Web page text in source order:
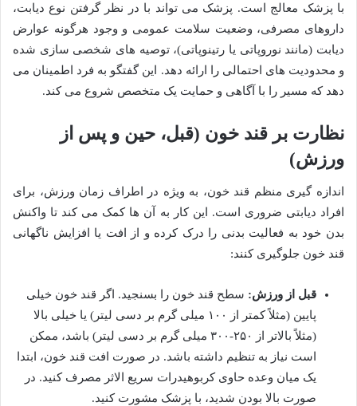
با پزشک معالج است. پزشک می تواند با در نظر گرفتن نوع دیابت،
داروهای مصرفی، وضعیت سلامت عمومی و وجود هرگونه عوارض
دیابت (مانند نوروپاتی یا رتینوپاتی)، توصیه های شخصی سازی شده
و محدودیت های احتمالی را ارائه دهد. این گفتگو به فرد اطمینان می
دهد که مسیر را با آگاهی و حمایت یک متخصص شروع می کند.
نظارت بر قند خون (قبل، حین و پس از
ورزش)
اندازه گیری منظم قند خون، به ویژه در اطراف زمان ورزش، برای
افراد دیابتی ضروری است. این کار به آن ها کمک می کند تا واکنش
بدن خود به فعالیت بدنی را درک کرده و از افت یا افزایش ناگهانی
قند خون جلوگیری کنند:
قبل از ورزش: سطح قند خون را بسنجید. اگر قند خون خیلی
پایین (مثلاً کمتر از ۱۰۰ میلی گرم بر دسی لیتر) یا خیلی بالا
(مثلاً بالاتر از ۲۵۰-۳۰۰ میلی گرم بر دسی لیتر) باشد، ممکن
است نیاز به تنظیم داشته باشد. در صورت افت قند خون، ابتدا
یک میان وعده حاوی کربوهیدرات سریع الاثر مصرف کنید. در
صورت بالا بودن شدید، با پزشک مشورت کنید.